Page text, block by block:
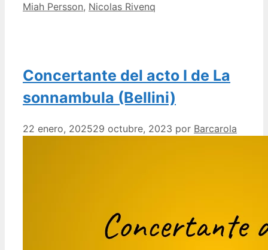
Miah Persson, Nicolas Rivenq
Concertante del acto I de La
sonnambula (Bellini)
22 enero, 202529 octubre, 2023 por Barcarola